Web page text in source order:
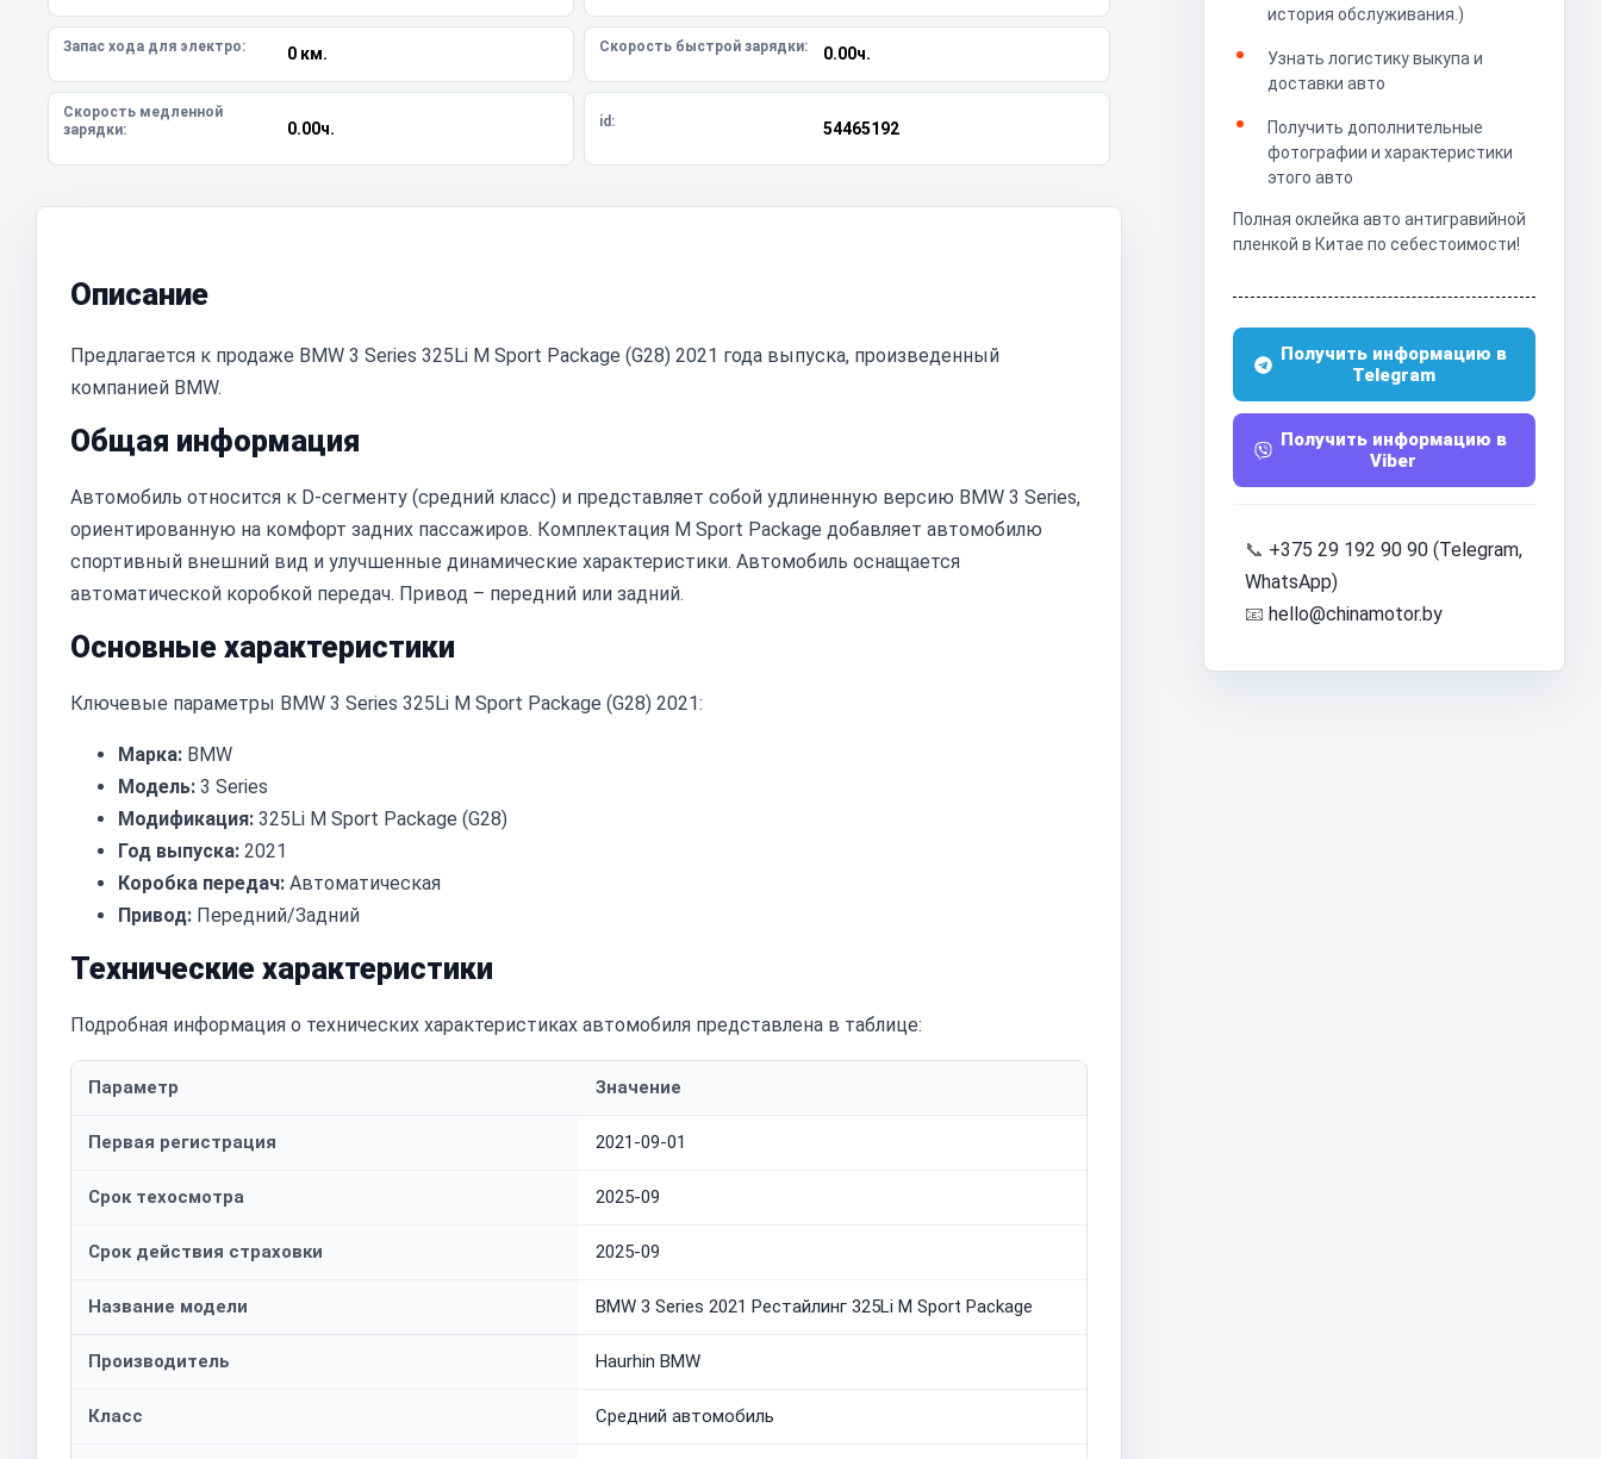
Запас хода для электро: 0 км. Скорость быстрой зарядки: 0.00ч.
Скорость медленной
зарядки:
0.00ч. id: 54465192
Описание
Предлагается к продаже BMW 3 Series 325Li M Sport Package (G28) 2021 года выпуска, произведенный
компанией BMW.
Общая информация
Автомобиль относится к D-сегменту (средний класс) и представляет собой удлиненную версию BMW 3 Series,
ориентированную на комфорт задних пассажиров. Комплектация M Sport Package добавляет автомобилю
спортивный внешний вид и улучшенные динамические характеристики. Автомобиль оснащается
автоматической коробкой передач. Привод – передний или задний.
Основные характеристики
Ключевые параметры BMW 3 Series 325Li M Sport Package (G28) 2021:
Марка: BMW
Модель: 3 Series
Модификация: 325Li M Sport Package (G28)
Год выпуска: 2021
Коробка передач: Автоматическая
Привод: Передний/Задний
Технические характеристики
Подробная информация о технических характеристиках автомобиля представлена в таблице:
Параметр Значение
Первая регистрация 2021-09-01
Срок техосмотра 2025-09
Срок действия страховки 2025-09
Название модели BMW 3 Series 2021 Рестайлинг 325Li M Sport Package
Производитель Haurhin BMW
Класс Средний автомобиль
история обслуживания.)
Узнать логистику выкупа и
доставки авто
Получить дополнительные
фотографии и характеристики
этого авто
Полная оклейка авто антигравийной
пленкой в Китае по себестоимости!
Получить информацию в
Telegram
Получить информацию в
Viber
📞 +375 29 192 90 90 (Telegram,
WhatsApp)
📧 hello@chinamotor.by